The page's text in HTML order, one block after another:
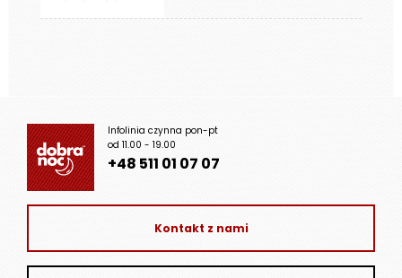
Infolinia czynna pon-pt
od 11.00 - 19.00
+48 511 01 07 07
Kontakt z nami